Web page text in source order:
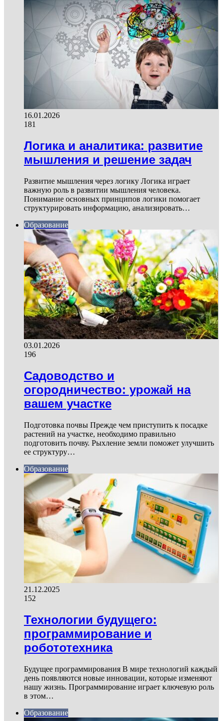
16.01.2026
181
Логика и аналитика: развитие
мышления и решение задач
Развитие мышления через логику Логика играет
важную роль в развитии мышления человека.
Понимание основных принципов логики помогает
структурировать информацию, анализировать…
Образование
03.01.2026
196
Садоводство и
огородничество: урожай на
вашем участке
Подготовка почвы Прежде чем приступить к посадке
растений на участке, необходимо правильно
подготовить почву. Рыхление земли поможет улучшить
ее структуру…
Образование
21.12.2025
152
Технологии будущего:
программирование и
робототехника
Будущее программирования В мире технологий каждый
день появляются новые инновации, которые изменяют
нашу жизнь. Программирование играет ключевую роль
в этом…
Образование